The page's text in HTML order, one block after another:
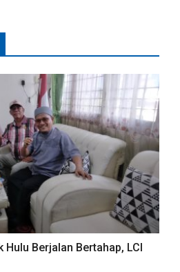
Hulu Berjalan Bertahap, LCI